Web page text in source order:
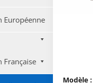
Européenne
Française
Modèle :